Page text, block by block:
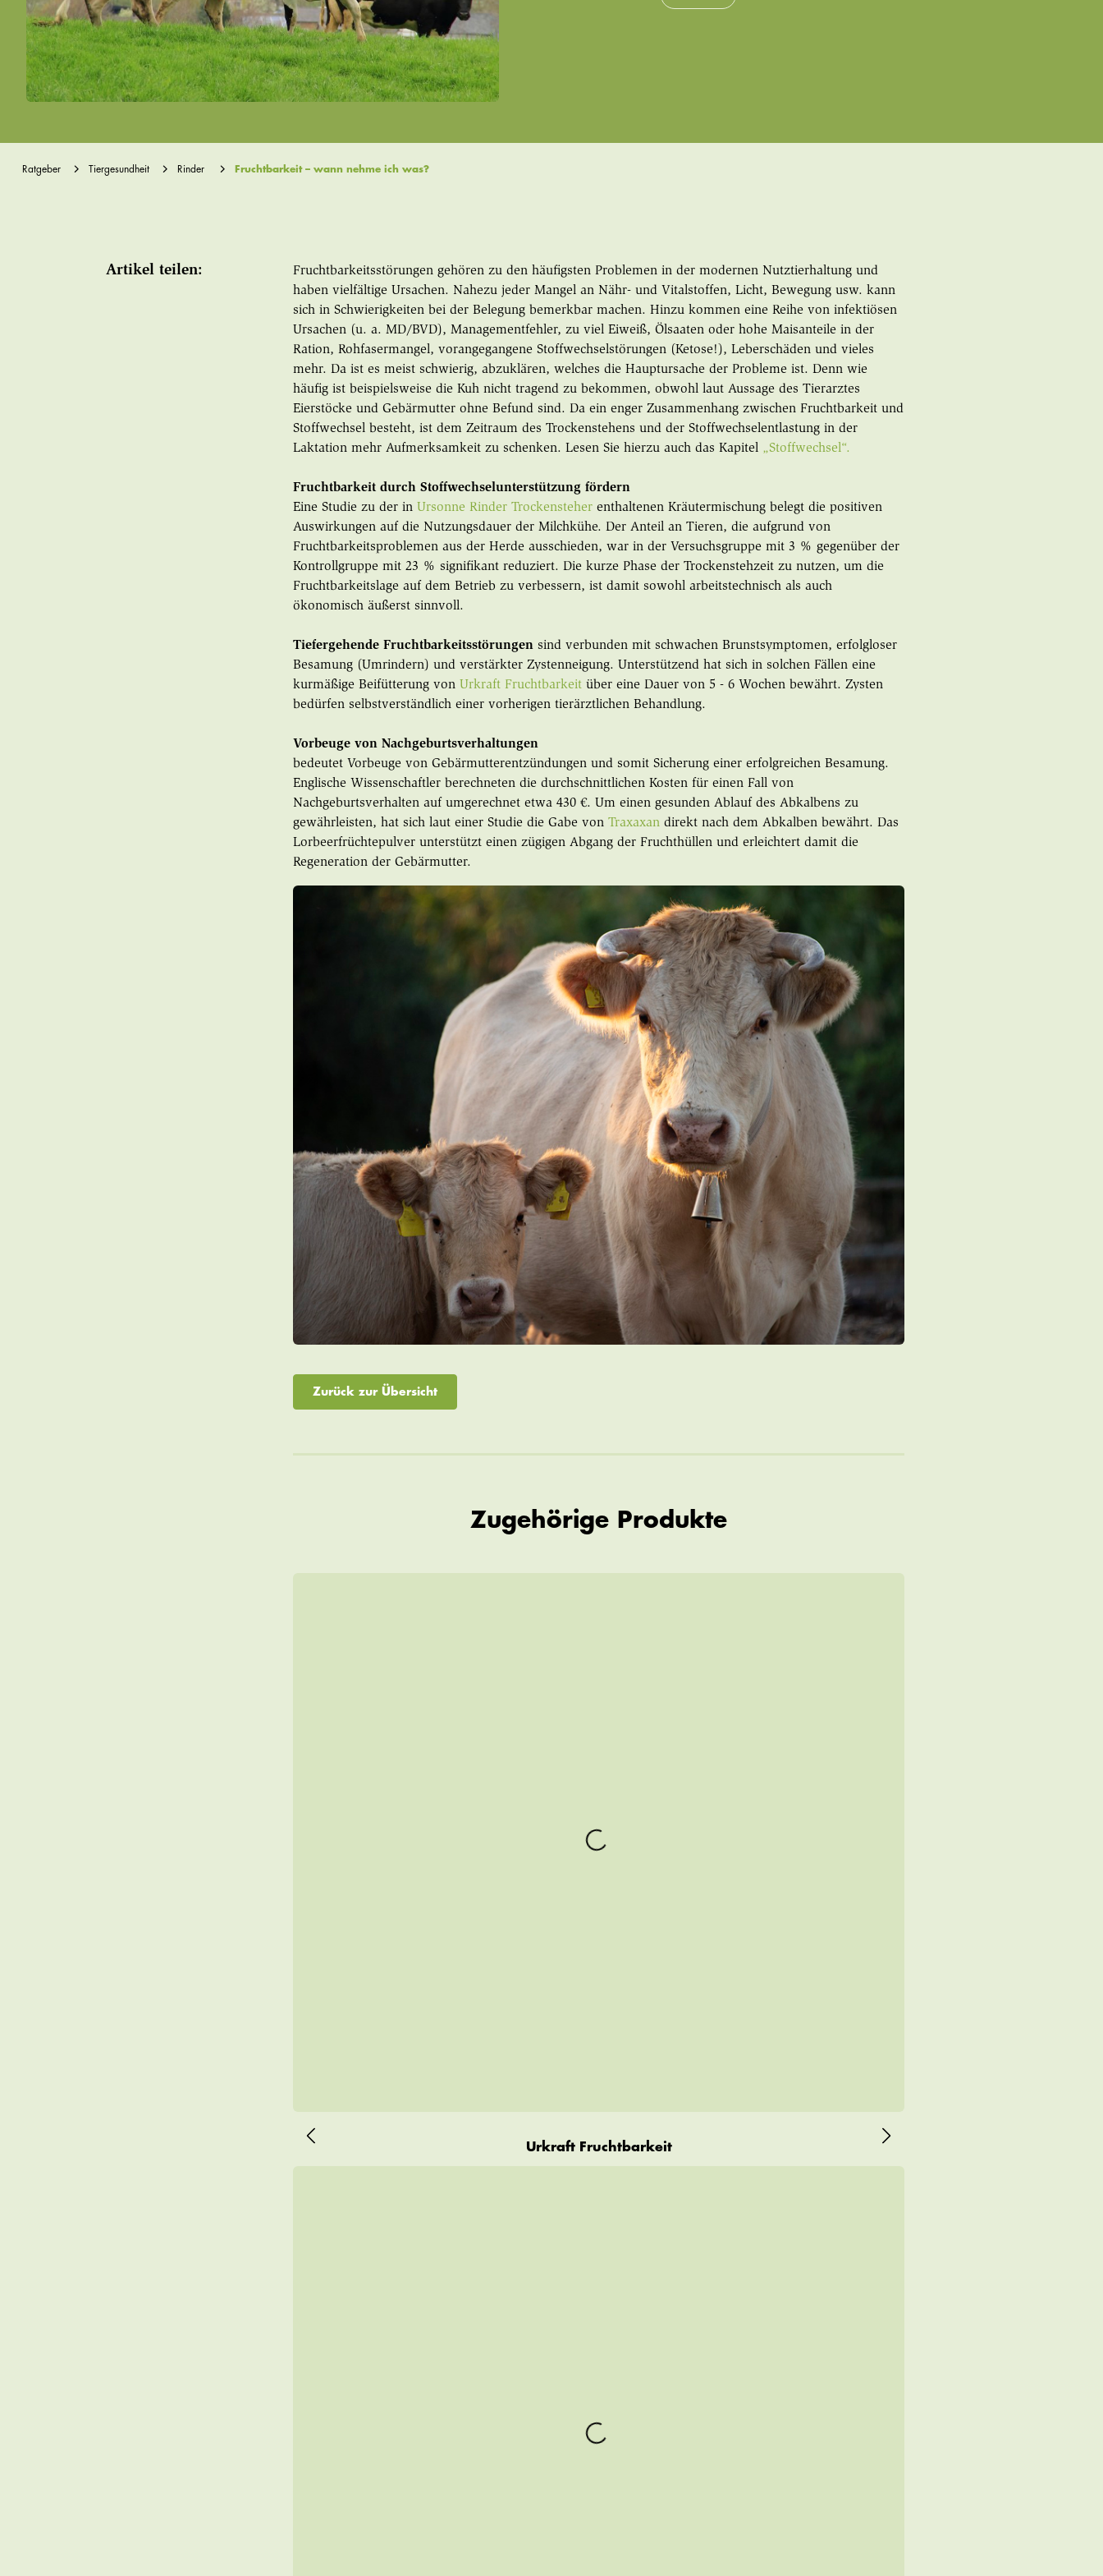
Ratgeber Tiergesundheit Rinder Fruchtbarkeit – wann nehme ich was?
Artikel teilen:
Fruchtbarkeitsstörungen gehören zu den häufigsten Problemen in der modernen Nutztierhaltung und
haben vielfältige Ursachen. Nahezu jeder Mangel an Nähr- und Vitalstoffen, Licht, Bewegung usw. kann
sich in Schwierigkeiten bei der Belegung bemerkbar machen. Hinzu kommen eine Reihe von infektiösen
Ursachen (u. a. MD/BVD), Managementfehler, zu viel Eiweiß, Ölsaaten oder hohe Maisanteile in der
Ration, Rohfasermangel, vorangegangene Stoffwechselstörungen (Ketose!), Leberschäden und vieles
mehr. Da ist es meist schwierig, abzuklären, welches die Hauptursache der Probleme ist. Denn wie
häufig ist beispielsweise die Kuh nicht tragend zu bekommen, obwohl laut Aussage des Tierarztes
Eierstöcke und Gebärmutter ohne Befund sind. Da ein enger Zusammenhang zwischen Fruchtbarkeit und
Stoffwechsel besteht, ist dem Zeitraum des Trockenstehens und der Stoffwechselentlastung in der
Laktation mehr Aufmerksamkeit zu schenken. Lesen Sie hierzu auch das Kapitel „Stoffwechsel“.
Fruchtbarkeit durch Stoffwechselunterstützung fördern
Eine Studie zu der in Ursonne Rinder Trockensteher enthaltenen Kräutermischung belegt die positiven
Auswirkungen auf die Nutzungsdauer der Milchkühe. Der Anteil an Tieren, die aufgrund von
Fruchtbarkeitsproblemen aus der Herde ausschieden, war in der Versuchsgruppe mit 3 % gegenüber der
Kontrollgruppe mit 23 % signifikant reduziert. Die kurze Phase der Trockenstehzeit zu nutzen, um die
Fruchtbarkeitslage auf dem Betrieb zu verbessern, ist damit sowohl arbeitstechnisch als auch
ökonomisch äußerst sinnvoll.
Tiefergehende Fruchtbarkeitsstörungensind verbunden mit schwachen Brunstsymptomen, erfolgloser
Besamung (Umrindern) und verstärkter Zystenneigung. Unterstützend hat sich in solchen Fällen eine
kurmäßige Beifütterung von Urkraft Fruchtbarkeit über eine Dauer von 5 - 6 Wochen bewährt. Zysten
bedürfen selbstverständlich einer vorherigen tierärztlichen Behandlung.
Vorbeuge von Nachgeburtsverhaltungen
bedeutet Vorbeuge von Gebärmutterentzündungen und somit Sicherung einer erfolgreichen Besamung.
Englische Wissenschaftler berechneten die durchschnittlichen Kosten für einen Fall von
Nachgeburtsverhalten auf umgerechnet etwa 430 €. Um einen gesunden Ablauf des Abkalbens zu
gewährleisten, hat sich laut einer Studie die Gabe vonTraxaxan direkt nach dem Abkalben bewährt. Das
Lorbeerfrüchtepulver unterstützt einen zügigen Abgang der Fruchthüllen und erleichtert damit die
Regeneration der Gebärmutter.
Zurück zur Übersicht
Zugehörige Produkte
Urkraft Fruchtbarkeit